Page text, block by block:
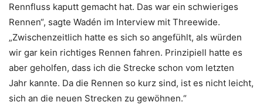
Rennfluss kaputt gemacht hat. Das war ein schwieriges
Rennen“, sagte Wadén im Interview mit Threewide.
„Zwischenzeitlich hatte es sich so angefühlt, als würden
wir gar kein richtiges Rennen fahren. Prinzipiell hatte es
aber geholfen, dass ich die Strecke schon vom letzten
Jahr kannte. Da die Rennen so kurz sind, ist es nicht leicht,
sich an die neuen Strecken zu gewöhnen.“